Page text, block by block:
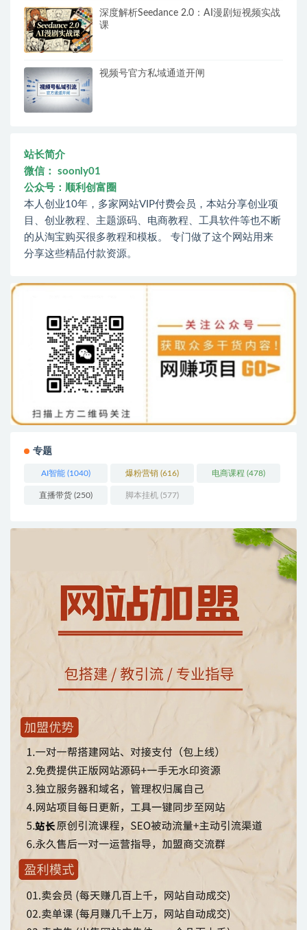
深度解析Seedance 2.0：AI漫剧短视频实战
课
视频号官方私域通道开闸
站长简介
微信： soonly01
公众号：顺利创富圈
本人创业10年，多家网站VIP付费会员，本站分享创业项
目、创业教程、主题源码、电商教程、工具软件等也不断
的从淘宝购买很多教程和模板。 专门做了这个网站用来
分享这些精品付款资源。
专题
AI智能 (1040) 爆粉营销 (616) 电商课程 (478)
直播带货 (250) 脚本挂机 (577)